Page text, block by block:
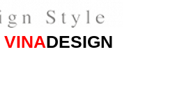
VINADESIGN